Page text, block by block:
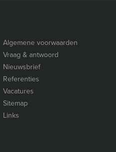
Algemene voorwaarden
Vraag & antwoord
Nieuwsbrief
Referenties
Vacatures
Sitemap
Links